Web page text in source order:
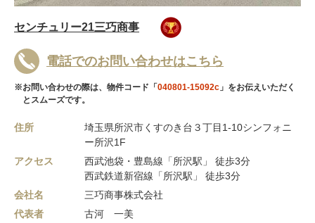
センチュリー21三巧商事
電話でのお問い合わせはこちら
※お問い合わせの際は、物件コード「 040801-15092c 」をお伝えいただく
とスムーズです。
住所
埼玉県所沢市くすのき台３丁目1-10シンフォニ
ー所沢1F
アクセス
西武池袋・豊島線「所沢駅」 徒歩3分
西武鉄道新宿線「所沢駅」 徒歩3分
会社名
三巧商事株式会社
代表者
古河 一美